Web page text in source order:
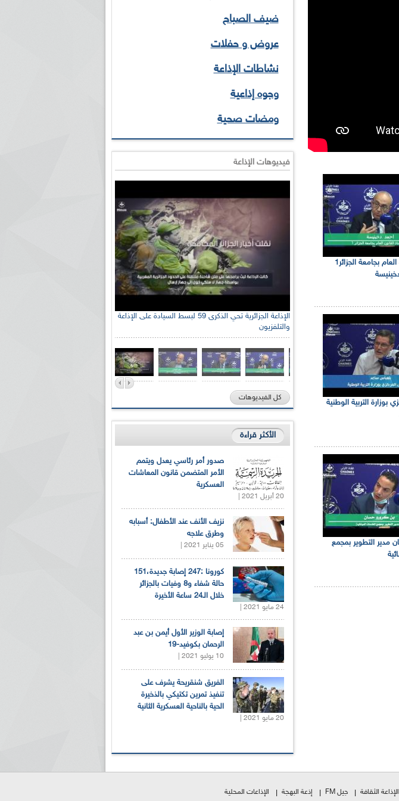
استاذ القانون العام بجامعة الجزائر1
بوزارة التربية الوطنية
مدير التطوير بمجمع
ضيف الصباح
عروض و حفلات
نشاطات الإذاعة
وجوه إذاعية
ومضات صحية
فيديوهات الإذاعة
الإذاعة الجزائرية تحي الذكرى 59 لبسط السيادة على الإذاعة
والتلفزيون
كل الفيديوهات
الأكثر قراءة
صدور أمر رئاسي يعدل ويتمم
الأمر المتضمن قانون المعاشات
العسكرية
20 أبريل 2021 |
نزيف الأنف عند الأطفال: أسبابه
وطرق علاجه
05 يناير 2021 |
كورونا :247 إصابة جديدة،151
حالة شفاء و8 وفيات بالجزائر
خلال الـ24 ساعة الأخيرة
24 مايو 2021 |
إصابة الوزير الأول أيمن بن عبد
الرحمان بكوفيد-19
10 يوليو 2021 |
الفريق شنقريحة يشرف على
تنفيذ تمرين تكتيكي بالذخيرة
الحية بالناحية العسكرية الثانية
20 مايو 2021 |
الإذاعة الثقافة جيل FM إذعة البهجة الإذاعات المحلية